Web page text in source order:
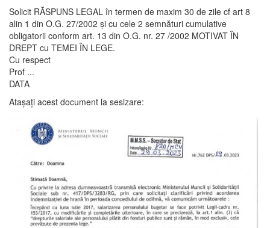
Solicit RĂSPUNS LEGAL în termen de maxim 30 de zile cf art 8
alin 1 din O.G. 27/2002 şi cu cele 2 semnături cumulative
obligatorii conform art. 13 din O.G. nr. 27 /2002 MOTIVAT ÎN
DREPT cu TEMEI ÎN LEGE.
Cu respect
Prof ...
DATA
Atașați acest document la sesizare: